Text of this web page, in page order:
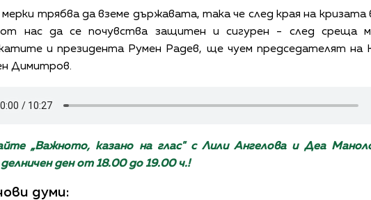
мерки трябва да вземе държавата, така че след края на кризата
нас да се почувства защитен и сигурен - след среща
и президента Румен Радев, ще чуем председателят на
Димитров.
„Важното, казано на глас" с Лили Ангелова и Деа
делничен ден от 18.00 до 19.00 ч.!
думи: